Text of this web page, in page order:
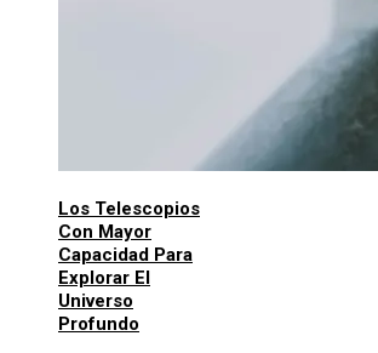
Los Telescopios
Con Mayor
Capacidad Para
Explorar El
Universo
Profundo